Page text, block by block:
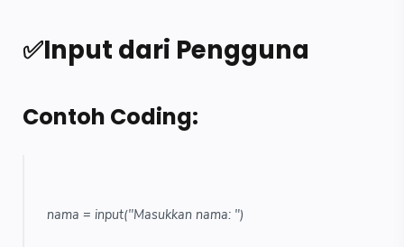
✅Input dari Pengguna
Contoh Coding:
nama = input("Masukkan nama: ")